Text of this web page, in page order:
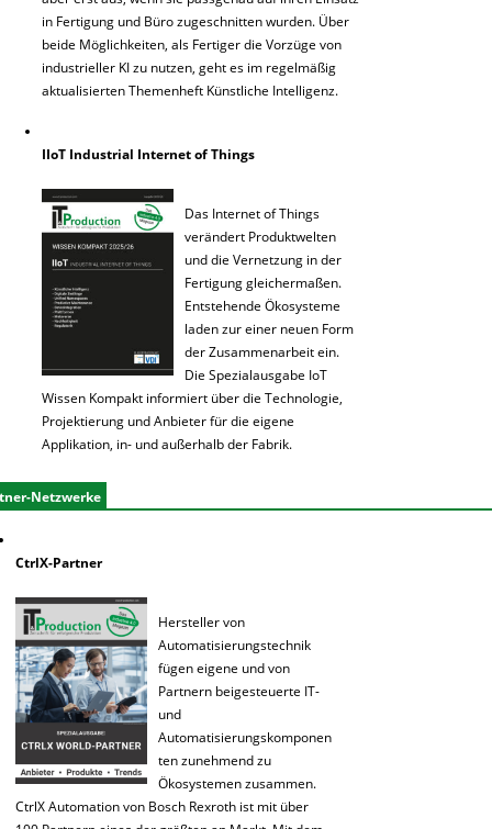
in Fertigung und Büro zugeschnitten wurden. Über
beide Möglichkeiten, als Fertiger die Vorzüge von
industrieller KI zu nutzen, geht es im regelmäßig
aktualisierten Themenheft Künstliche Intelligenz.
IIoT Industrial Internet of Things
Das Internet of Things
verändert Produktwelten
und die Vernetzung in der
Fertigung gleichermaßen.
Entstehende Ökosysteme
laden zur einer neuen Form
der Zusammenarbeit ein.
Die Spezialausgabe IoT
Wissen Kompakt informiert über die Technologie,
Projektierung und Anbieter für die eigene
Applikation, in- und außerhalb der Fabrik.
Netzwerke
CtrlX-Partner
Hersteller von
Automatisierungstechnik
fügen eigene und von
Partnern beigesteuerte IT-
und
Automatisierungskomponen
ten zunehmend zu
Ökosystemen zusammen.
CtrlX Automation von Bosch Rexroth ist mit über